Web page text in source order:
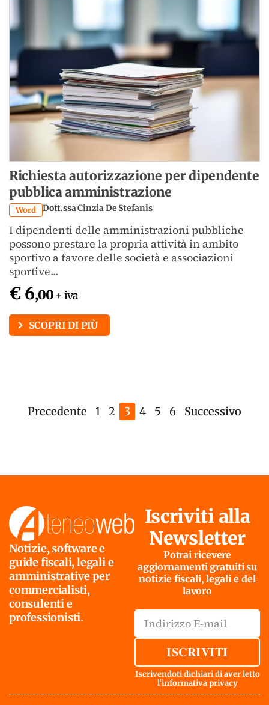
Richiesta autorizzazione per dipendente
pubblica amministrazione
Word Dott.ssa Cinzia De Stefanis
I dipendenti delle amministrazioni pubbliche
possono prestare la propria attività in ambito
sportivo a favore delle società e associazioni
sportive...
€ 6,00 + iva
SCOPRI DI PIÙ
Precedente 1 2 3 4 5 6 Successivo
Notizie, software e
guide fiscali, legali e
amministrative per
commercialisti,
consulenti e
professionisti.
Iscriviti alla
Newsletter
Potrai ricevere
aggiornamenti gratuiti su
notizie fiscali, legali e del
lavoro
ISCRIVITI
Iscrivendoti dichiari di aver letto
l'informativa privacy